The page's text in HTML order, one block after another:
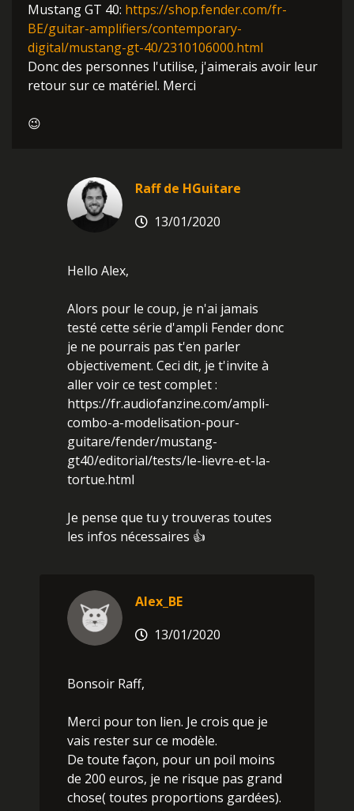
Mustang GT 40: https://shop.fender.com/fr-
BE/guitar-amplifiers/contemporary-
digital/mustang-gt-40/2310106000.html
Donc des personnes l'utilise, j'aimerais avoir leur
retour sur ce matériel. Merci
😉
Raff de HGuitare
13/01/2020
Hello Alex,
Alors pour le coup, je n'ai jamais
testé cette série d'ampli Fender donc
je ne pourrais pas t'en parler
objectivement. Ceci dit, je t'invite à
aller voir ce test complet :
https://fr.audiofanzine.com/ampli-
combo-a-modelisation-pour-
guitare/fender/mustang-
gt40/editorial/tests/le-lievre-et-la-
tortue.html
Je pense que tu y trouveras toutes
les infos nécessaires 👍
Alex_BE
13/01/2020
Bonsoir Raff,
Merci pour ton lien. Je crois que je
vais rester sur ce modèle.
De toute façon, pour un poil moins
de 200 euros, je ne risque pas grand
chose( toutes proportions gardées).